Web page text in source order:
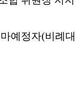
예정자(비례대